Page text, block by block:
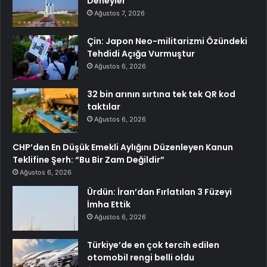
Ağustos 7, 2026
Çin: Japon Neo-militarizmi Özündeki
Tehdidi Açığa Vurmuştur
Ağustos 6, 2026
32 bin arının sırtına tek tek QR kod
taktılar
Ağustos 6, 2026
CHP’den En Düşük Emekli Aylığını Düzenleyen Kanun
Teklifine Şerh: “Bu Bir Zam Değildir”
Ağustos 6, 2026
Ürdün: İran’dan Fırlatılan 3 Füzeyi
İmha Ettik
Ağustos 6, 2026
Türkiye’de en çok tercih edilen
otomobil rengi belli oldu